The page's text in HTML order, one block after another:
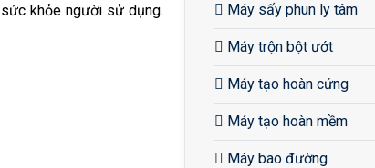
khỏe người sử dụng.
Máy sấy phun ly tâm
Máy trộn bột ướt
Máy tạo hoàn cứng
Máy tạo hoàn mềm
Máy bao đường